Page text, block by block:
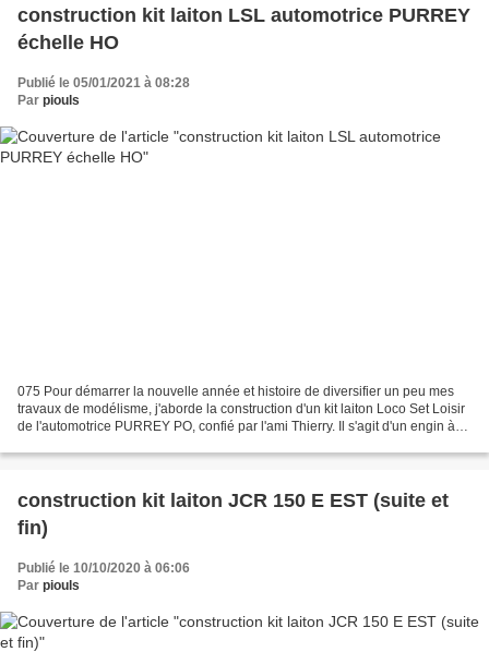
construction kit laiton LSL automotrice PURREY
échelle HO
Publié le 05/01/2021 à 08:28
Par piouls
075 Pour démarrer la nouvelle année et histoire de diversifier un peu mes
travaux de modélisme, j'aborde la construction d'un kit laiton Loco Set Loisir
de l'automotrice PURREY PO, confié par l'ami Thierry. Il s'agit d'un engin à
construction kit laiton JCR 150 E EST (suite et
fin)
Publié le 10/10/2020 à 06:06
Par piouls